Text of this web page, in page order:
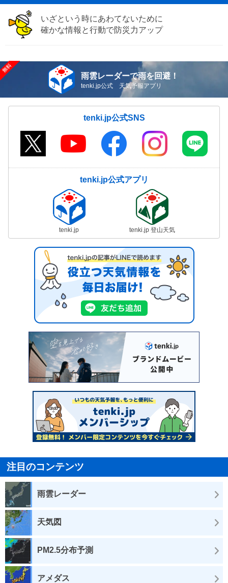
いざという時にあわてないために
確かな情報と行動で防災力アップ
雨雲レーダーで雨を回避！
tenki.jp公式 天気予報アプリ
tenki.jp公式SNS
tenki.jp公式アプリ
tenki.jp tenki.jp 登山天気
注目のコンテンツ
雨雲レーダー
天気図
PM2.5分布予測
アメダス